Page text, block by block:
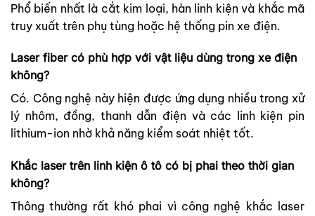
Phổ biến nhất là cắt kim loại, hàn linh kiện và khắc mã
truy xuất trên phụ tùng hoặc hệ thống pin xe điện.
Laser fiber có phù hợp với vật liệu dùng trong xe điện
không?
Có. Công nghệ này hiện được ứng dụng nhiều trong xử
lý nhôm, đồng, thanh dẫn điện và các linh kiện pin
lithium-ion nhờ khả năng kiểm soát nhiệt tốt.
Khắc laser trên linh kiện ô tô có bị phai theo thời gian
không?
Thông thường rất khó phai vì công nghệ khắc laser